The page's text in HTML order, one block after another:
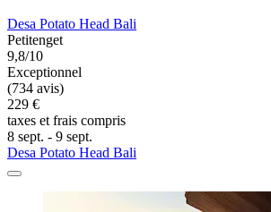
Desa Potato Head Bali
Petitenget
9,8/10
Exceptionnel
(734 avis)
229 €
taxes et frais compris
8 sept. - 9 sept.
Desa Potato Head Bali